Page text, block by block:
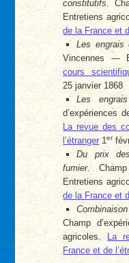
constitutifs.
Entretiens
de la France et
Les engrais
Vincennes —
cours
25 janvier 1868
Les
d’expériences
La revue des
l’étranger1er
Du prix
fumier.
Entretiens
de la France et
Champ
agricoles. La
France et de